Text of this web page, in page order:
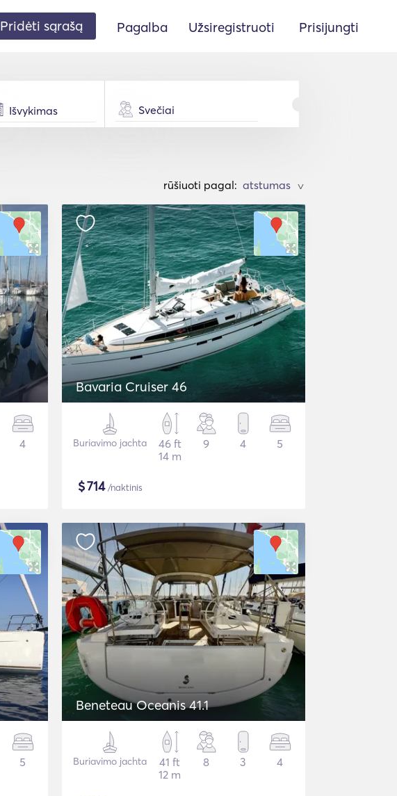
Pridėti sąrašą Pagalba Užsiregistruoti Prisijungti
Svečiai
rūšiuoti pagal: >
4
Bavaria Cruiser 46
Buriavimo jachta
46 ft
14 m
9 4 5
$714/naktinis
5
Beneteau Oceanis 41.1
Buriavimo jachta
41 ft
12 m
8 3 4